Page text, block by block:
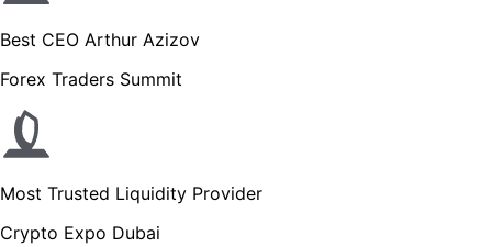
Best CEO Arthur Azizov
Forex Traders Summit
Most Trusted Liquidity Provider
Crypto Expo Dubai